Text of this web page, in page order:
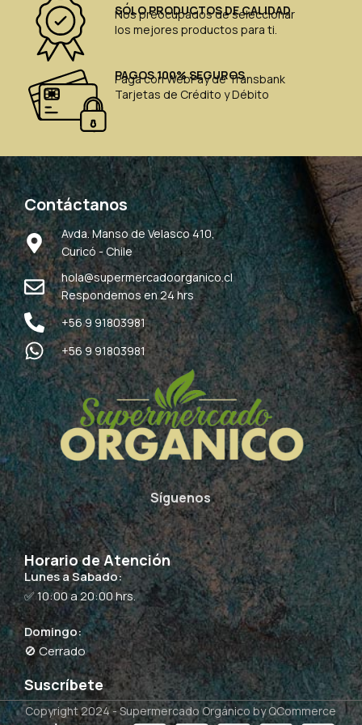
SÓLO PRODUCTOS DE CALIDAD
Nos preocupados de seleccionar
los mejores productos para ti.
PAGOS 100% SEGUROS
Paga con WebPay de Transbank
Tarjetas de Crédito y Débito
Contáctanos
Avda. Manso de Velasco 410,
Curicó - Chile
hola@supermercadoorganico.cl
Respondemos en 24 hrs
+56 9 91803981
+56 9 91803981
Síguenos
Horario de Atención
Lunes a Sabado:
✅ 10:00 a 20:00 hrs.
Domingo:
🚫 Cerrado
Suscríbete
Copyright 2024 -Supermercado Orgánico by QCommerce